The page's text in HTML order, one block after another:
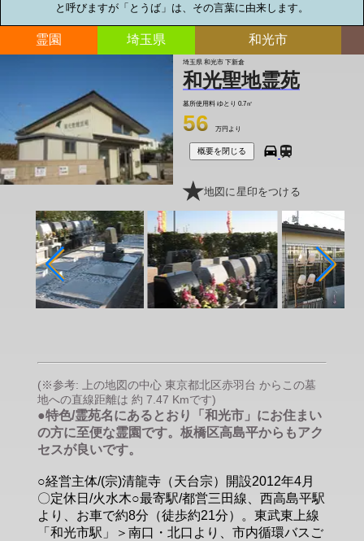
と呼びますが「とうば」は、その言葉に由来します。
霊園 埼玉県 和光市
埼玉県 和光市 下新倉
和光聖地霊苑
墓所使用料 ゆとり 0.7㎡
56 万円より
概要を閉じる
地図に星印をつける
(※参考: 上の地図の中心 東京都北区赤羽台 からこの墓
地への直線距離は 約 7.47 Kmです)
●特色/霊苑名にあるとおり「和光市」にお住まい
の方に至便な霊園です。板橋区高島平からもアク
セスが良いです。
○経営主体/(宗)清龍寺（天台宗）開設2012年4月
〇定休日/火水木○最寄駅/都営三田線、西高島平駅
より、お車で約8分（徒歩約21分）。東武東上線
「和光市駅」＞南口・北口より、市内循環バスご